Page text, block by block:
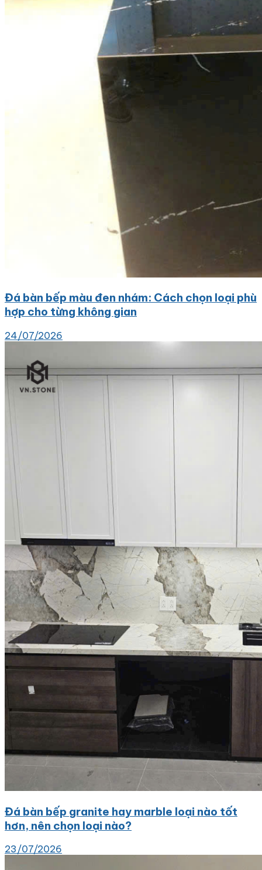
Đá bàn bếp màu đen nhám: Cách chọn loại phù
hợp cho từng không gian
24/07/2026
Đá bàn bếp granite hay marble loại nào tốt
hơn, nên chọn loại nào?
23/07/2026